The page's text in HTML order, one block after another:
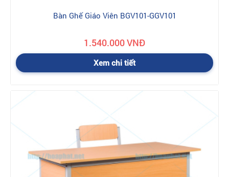
Bàn Ghế Giáo Viên BGV101-GGV101
1.540.000 VNĐ
Xem chi tiết